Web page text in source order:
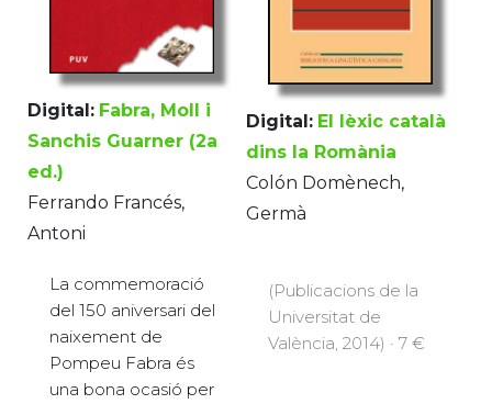
Digital: Fabra, Moll i
Sanchis Guarner (2a
ed.)
Ferrando Francés,
Antoni
La commemoració
del 150 aniversari del
naixement de
Pompeu Fabra és
una bona ocasió per
Digital: El lèxic català
dins la Romània
Colón Domènech,
Germà
(Publicacions de la
Universitat de
València, 2014) · 7 €